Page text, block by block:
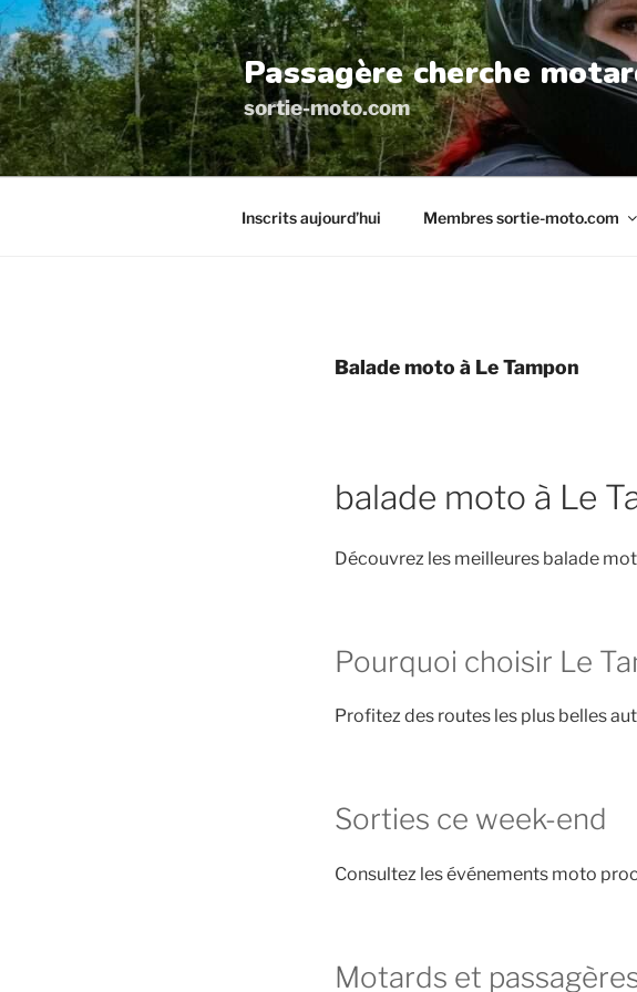
Aller
au
contenu
principal
Passagère cherche
sortie-moto.com
Inscrits aujourd’hui Membres sortie-moto.com
Balade moto à Le Tampon
balade moto à Le
Découvrez les meilleures balade
Pourquoi choisir Le
Profitez des routes les plus belles
Sorties ce week-end
Consultez les événements moto
Motards et